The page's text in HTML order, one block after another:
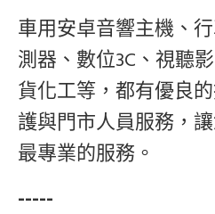
車用安卓音響主機、
測器、數位3C、視聽
貨化工等，都有優良
護與門市人員服務，
最專業的服務。
-----